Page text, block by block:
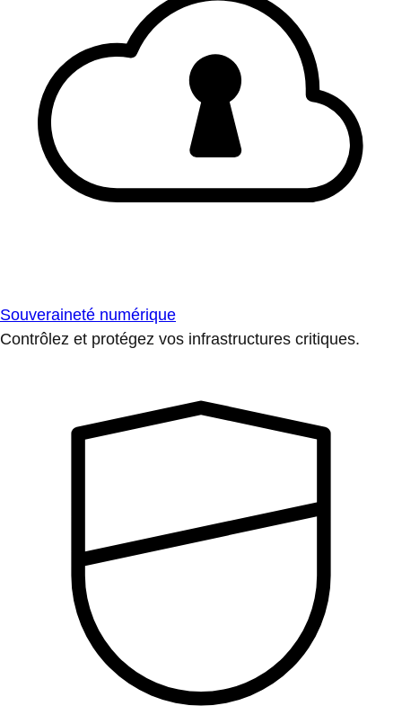
Souveraineté numérique
Contrôlez et protégez vos infrastructures critiques.